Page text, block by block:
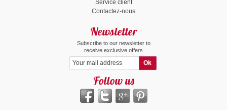
Service client
Contactez-nous
Newsletter
Subscribe to our newsletter to
receive exclusive offers
Follow us